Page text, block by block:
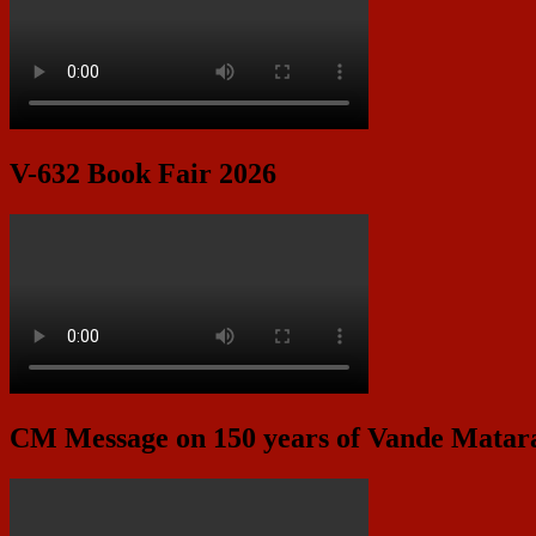
V-632 Book Fair 2026
CM Message on 150 years of Vande